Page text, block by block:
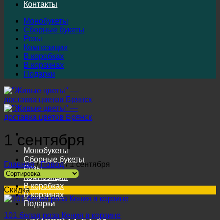
Контакты
Монобукеты
Сборные букеты
Розы
Композиции
В коробках
В корзинах
Подарки
Монобукеты
Сборные букеты
Розы
Композиции
В коробках
В корзинах
Подарки
1 сентября
Главная / Повод /1 сентября
Скидка
101 белая роза Кения в корзине